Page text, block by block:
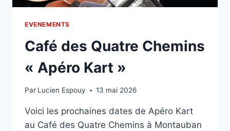
EVENEMENTS
Café des Quatre Chemins
« Apéro Kart »
Par Lucien Espouy 13 mai 2026
Voici les prochaines dates de Apéro Kart
au Café des Quatre Chemins à Montauban